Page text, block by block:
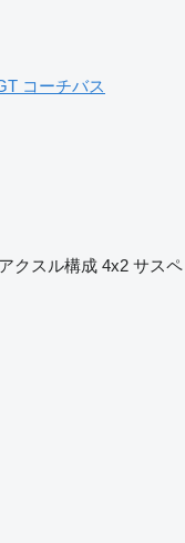
コーチバス
アクスル構成 4x2 サスペ